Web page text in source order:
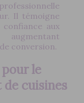
Il témoigne
aux
conversion.
le
de cuisines